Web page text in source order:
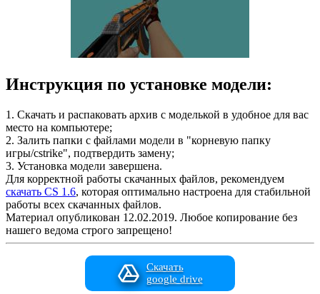
Инструкция по установке модели:
1. Скачать и распаковать архив с моделькой в удобное для вас
место на компьютере;
2. Залить папки с файлами модели в "корневую папку
игры/cstrike", подтвердить замену;
3. Установка модели завершена.
Для корректной работы скачанных файлов, рекомендуем
скачать CS 1.6, которая оптимально настроена для стабильной
работы всех скачанных файлов.
Материал опубликован 12.02.2019. Любое копирование без
нашего ведома строго запрещено!
Скачать
google drive